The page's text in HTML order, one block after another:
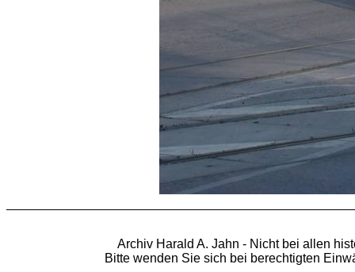
Archiv Harald A. Jahn - Nicht bei allen
Bitte wenden Sie sich bei berechtigten